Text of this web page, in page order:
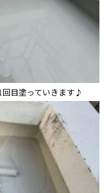
目塗っていきます♪